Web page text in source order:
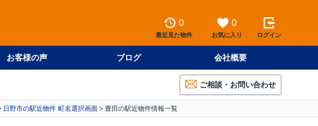
0
最近見た物件
0
お気に入り ログイン
お客様の声 ブログ 会社概要
ご相談・お問い合わせ
日野市の駅近物件 町名選択画面 豊田の駅近物件情報一覧